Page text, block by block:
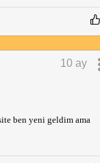
10 ay
ben yeni geldim ama